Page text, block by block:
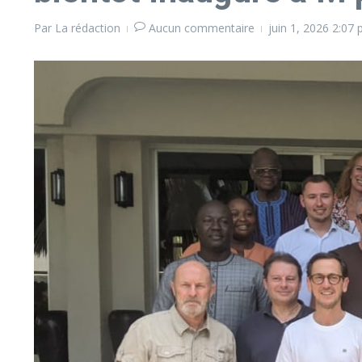
Par La rédaction Aucun commentaire juin 1, 2026 2:07